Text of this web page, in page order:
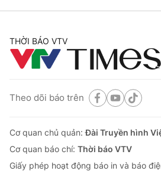
THỜI BÁO VTV
Theo dõi báo trên
Cơ quan chủ quản:Đài Truyền hình
Cơ quan báo chí: Thời báo VTV
Giấy phép hoạt động báo in và báo